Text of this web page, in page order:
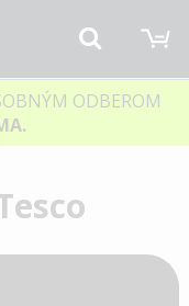
Hľadať
ODBEROM